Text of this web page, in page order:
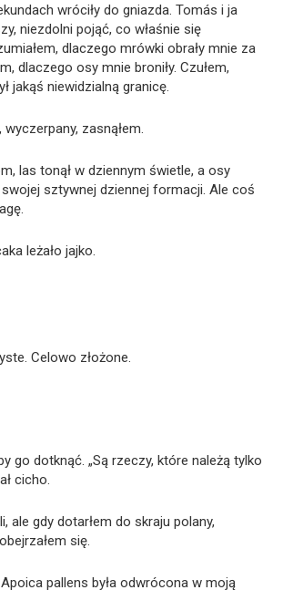
wróciły do gniazda. Tomás i ja
niezdolni pojąć, co właśnie się
dlaczego mrówki obrały mnie za
dlaczego osy mnie broniły. Czułem,
jakąś niewidzialną granicę.
zasnąłem.
las tonął w dziennym świetle, a osy
sztywnej dziennej formacji. Ale coś
leżało jajko.
Celowo złożone.
go dotknąć. „Są rzeczy, które należą tylko
cicho.
ale gdy dotarłem do skraju polany,
się.
pallens była odwrócona w moją